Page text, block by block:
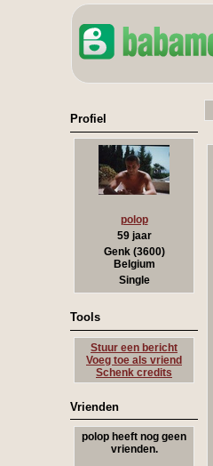
Profiel
polop
59 jaar
Genk (3600)
Belgium
Single
Tools
Stuur een bericht
Voeg toe als vriend
Schenk credits
Vrienden
polop heeft nog geen
vrienden.